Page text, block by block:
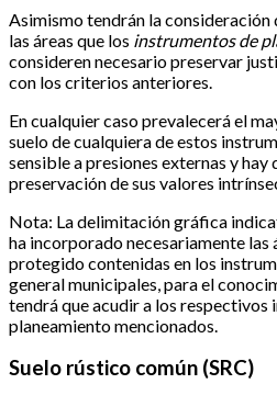
Asimismo tendrán la
las áreas que los instrumentos de
consideren necesario preservar
con los criterios anteriores.
En cualquier caso prevalecerá el
suelo de cualquiera de estos
sensible a presiones externas y hay
preservación de sus valores
Nota: La delimitación gráfica
ha incorporado necesariamente las
protegido contenidas en los
general municipales, para el
tendrá que acudir a los respectivos
planeamiento mencionados.
Suelo rústico común (SRC)